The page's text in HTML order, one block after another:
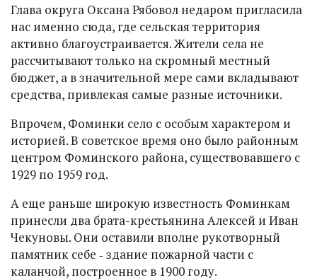
Глава округа Оксана Рябовол недаром пригласила
нас именно сюда, где сельская территория
активно благоустраивается. Жители села не
рассчитывают только на скромный местный
бюджет, а в значительной мере сами вкладывают
средства, привлекая самые разные источники.
Впрочем, Фоминки село с особым характером и
историей. В советское время оно было районным
центром Фоминского района, существовавшего с
1929 по 1959 год.
А еще раньше широкую известность Фоминкам
принесли два брата-крестьянина Алексей и Иван
Чекуновы. Они оставили вполне рукотворный
памятник себе ‑ здание пожарной части с
каланчой, построенное в 1900 году.